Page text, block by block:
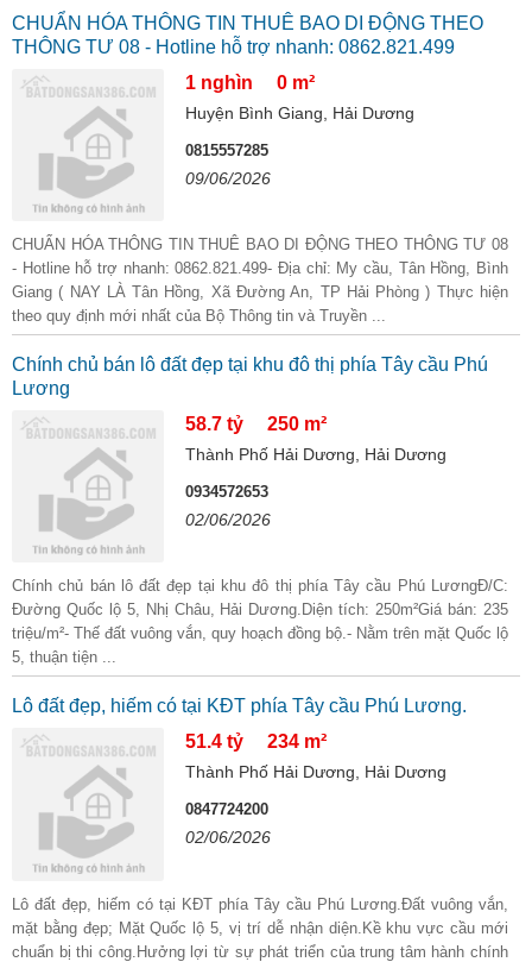
CHUẨN HÓA THÔNG TIN THUÊ BAO DI ĐỘNG THEO
THÔNG TƯ 08 - Hotline hỗ trợ nhanh: 0862.821.499
1 nghìn
0 m²
Huyện Bình Giang, Hải Dương
0815557285
09/06/2026
CHUẨN HÓA THÔNG TIN THUÊ BAO DI ĐỘNG THEO THÔNG TƯ 08
- Hotline hỗ trợ nhanh: 0862.821.499- Địa chỉ: My cầu, Tân Hồng, Bình
Giang ( NAY LÀ Tân Hồng, Xã Đường An, TP Hải Phòng ) Thực hiện
theo quy định mới nhất của Bộ Thông tin và Truyền ...
Chính chủ bán lô đất đẹp tại khu đô thị phía Tây cầu Phú
Lương
58.7 tỷ
250 m²
Thành Phố Hải Dương, Hải Dương
0934572653
02/06/2026
Chính chủ bán lô đất đẹp tại khu đô thị phía Tây cầu Phú LươngĐ/C:
Đường Quốc lộ 5, Nhị Châu, Hải Dương.Diện tích: 250m²Giá bán: 235
triệu/m²- Thế đất vuông vắn, quy hoạch đồng bộ.- Nằm trên mặt Quốc lộ
5, thuận tiện ...
Lô đất đẹp, hiếm có tại KĐT phía Tây cầu Phú Lương.
51.4 tỷ
234 m²
Thành Phố Hải Dương, Hải Dương
0847724200
02/06/2026
Lô đất đẹp, hiếm có tại KĐT phía Tây cầu Phú Lương.Đất vuông vắn,
mặt bằng đẹp; Mặt Quốc lộ 5, vị trí dễ nhận diện.Kề khu vực cầu mới
chuẩn bị thi công.Hưởng lợi từ sự phát triển của trung tâm hành chính